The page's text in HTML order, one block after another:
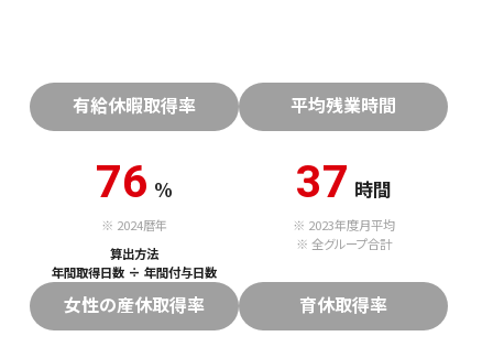
有給休暇取得率
76 %
※ 2024暦年
算出方法
年間取得日数 ÷ 年間付与日数
平均残業時間
37 時間
※ 2023年度月平均
※ 全グループ合計
女性の産休取得率 育休取得率